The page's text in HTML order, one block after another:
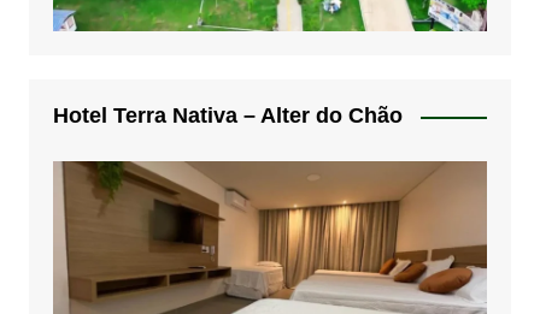
Hotel Terra Nativa – Alter do Chão